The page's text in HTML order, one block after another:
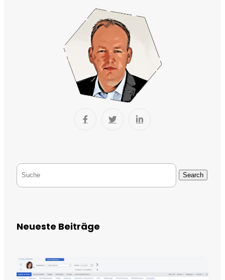
Search
Neueste Beiträge